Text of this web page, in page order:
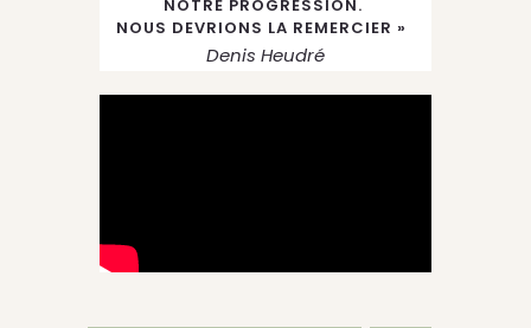
NOTRE PROGRESSION.
NOUS DEVRIONS LA REMERCIER »
Denis Heudré